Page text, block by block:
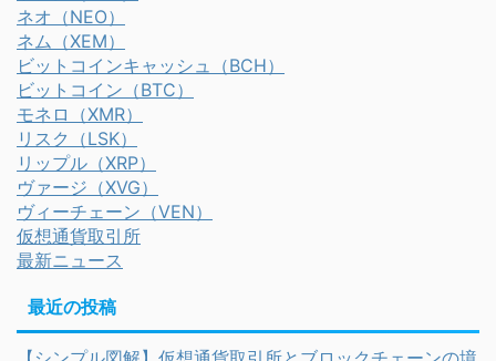
ネオ（NEO）
ネム（XEM）
ビットコインキャッシュ（BCH）
ビットコイン（BTC）
モネロ（XMR）
リスク（LSK）
リップル（XRP）
ヴァージ（XVG）
ヴィーチェーン（VEN）
仮想通貨取引所
最新ニュース
最近の投稿